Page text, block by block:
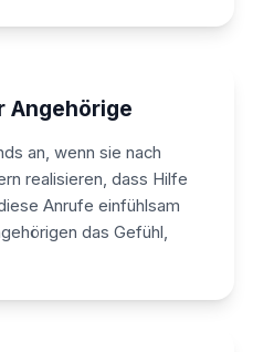
Angehörige
an, wenn sie nach
realisieren, dass Hilfe
Anrufe einfühlsam
das Gefühl,